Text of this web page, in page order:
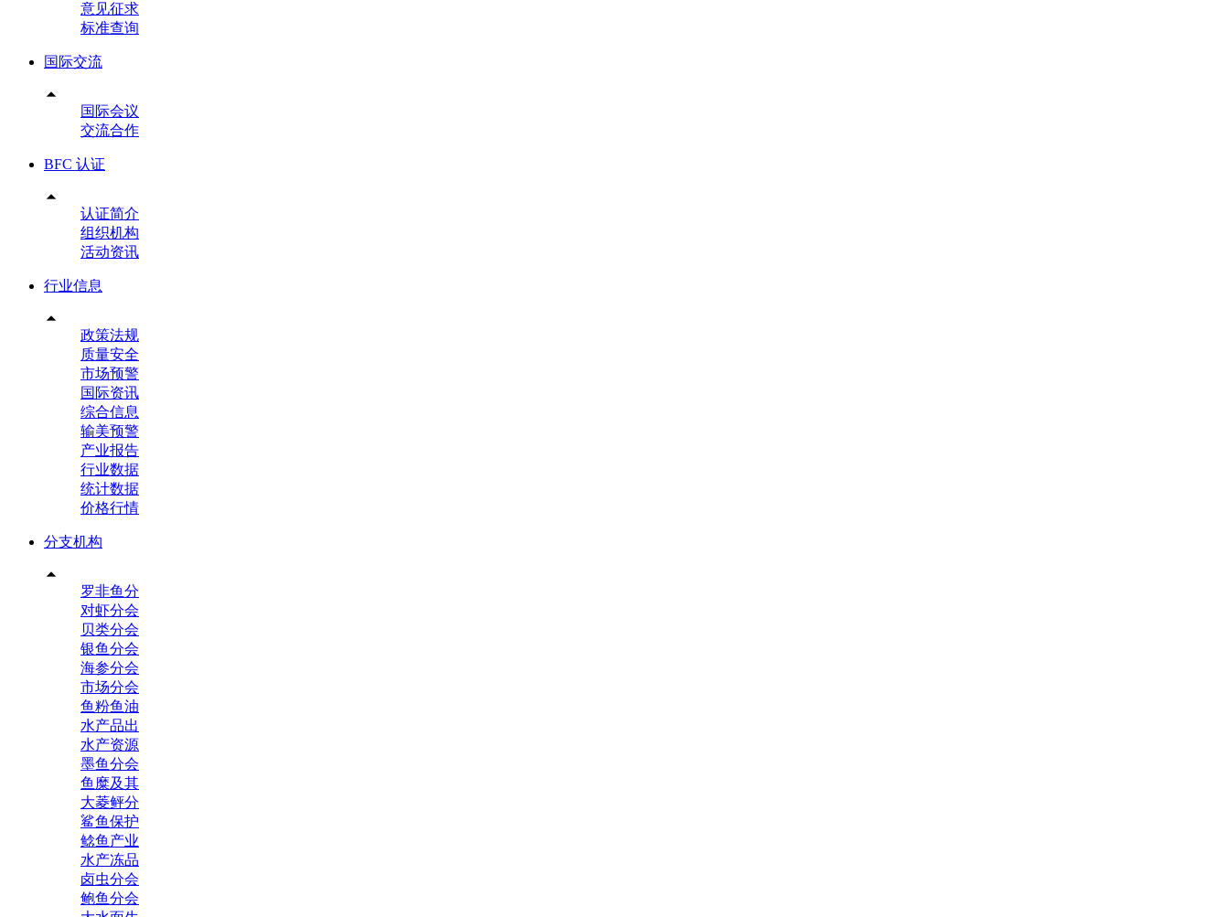
意见征求
标准查询
国际交流

国际会议
交流合作
BFC 认证

认证简介
组织机构
活动资讯
行业信息

政策法规
质量安全
市场预警
国际资讯
综合信息
输美预警
产业报告
行业数据
统计数据
价格行情
分支机构

罗非鱼分
对虾分会
贝类分会
银鱼分会
海参分会
市场分会
鱼粉鱼油
水产品出
水产资源
墨鱼分会
鱼糜及其
大菱鲆分
鲨鱼保护
鲶鱼产业
水产冻品
卤虫分会
鲍鱼分会